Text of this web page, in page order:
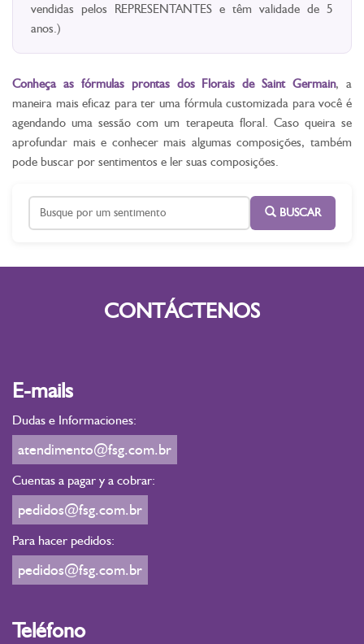
vendidas pelos REPRESENTANTES e têm validade de 5
anos.)
Conheça as fórmulas prontas dos Florais de Saint Germain, a
maneira mais eficaz para ter uma fórmula customizada para você é
agendando uma sessão com um terapeuta floral. Caso queira se
aprofundar mais e conhecer mais algumas composições, também
pode buscar por sentimentos e ler suas composições.
BUSCAR
CONTÁCTENOS
E-mails
Dudas e Informaciones:
atendimento@fsg.com.br
Cuentas a pagar y a cobrar:
pedidos@fsg.com.br
Para hacer pedidos:
pedidos@fsg.com.br
Teléfono